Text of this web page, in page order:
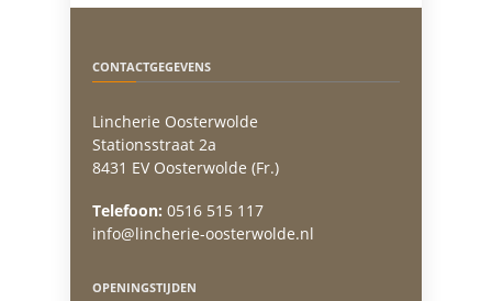
CONTACTGEGEVENS
Lincherie Oosterwolde
Stationsstraat 2a
8431 EV Oosterwolde (Fr.)
Telefoon: 0516 515 117
info@lincherie-oosterwolde.nl
OPENINGSTIJDEN